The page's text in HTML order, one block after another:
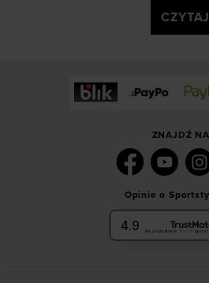
ZNAJDŹ
Opinie o
4.9 Na podstawie 6036 opinii